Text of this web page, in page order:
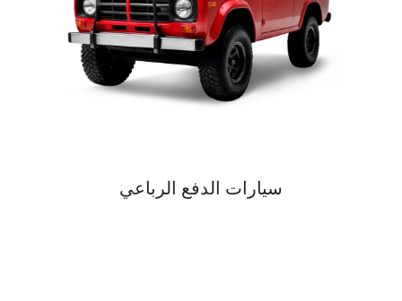
سيارات الدفع الرباعي